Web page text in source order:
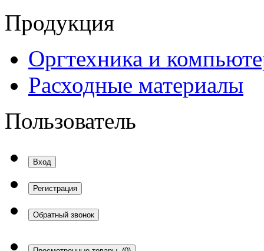
Продукция
Оргтехника и
Расходные материалы
Пользователь
Вход
Регистрация
Обратный звонок